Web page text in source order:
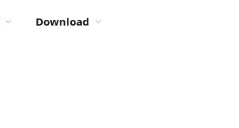
Download